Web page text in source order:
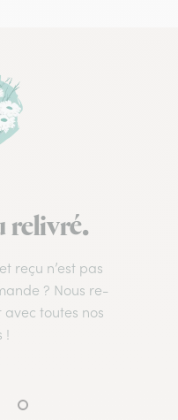
relivré.
reçu n’est pas
? Nous re-
toutes nos
!